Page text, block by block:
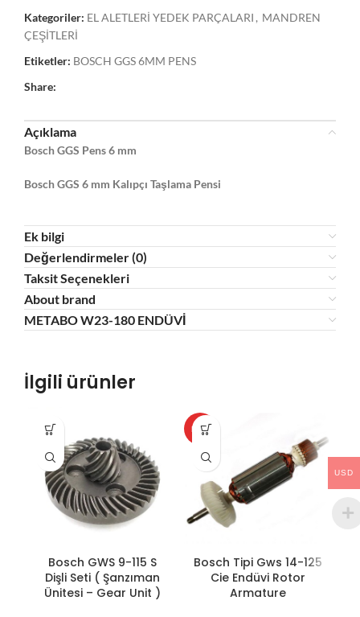
Kategoriler: EL ALETLERİ YEDEK PARÇALARI , MANDREN
ÇEŞİTLERİ
Etiketler: BOSCH GGS 6MM PENS
Share:
Açıklama
Bosch GGS Pens 6 mm
Bosch GGS 6 mm Kalıpçı Taşlama Pensi
Ek bilgi
Değerlendirmeler (0)
Taksit Seçenekleri
About brand
METABO W23-180 ENDÜVİ
İlgili ürünler
Bosch GWS 9-115 S
Dişli Seti ( Şanzıman
Ünitesi – Gear Unit )
HOT
Bosch Tipi Gws 14-125
Cie Endüvi Rotor
Armature
USD